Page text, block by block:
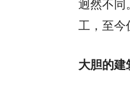
迥然不同
工，至今
大胆的建